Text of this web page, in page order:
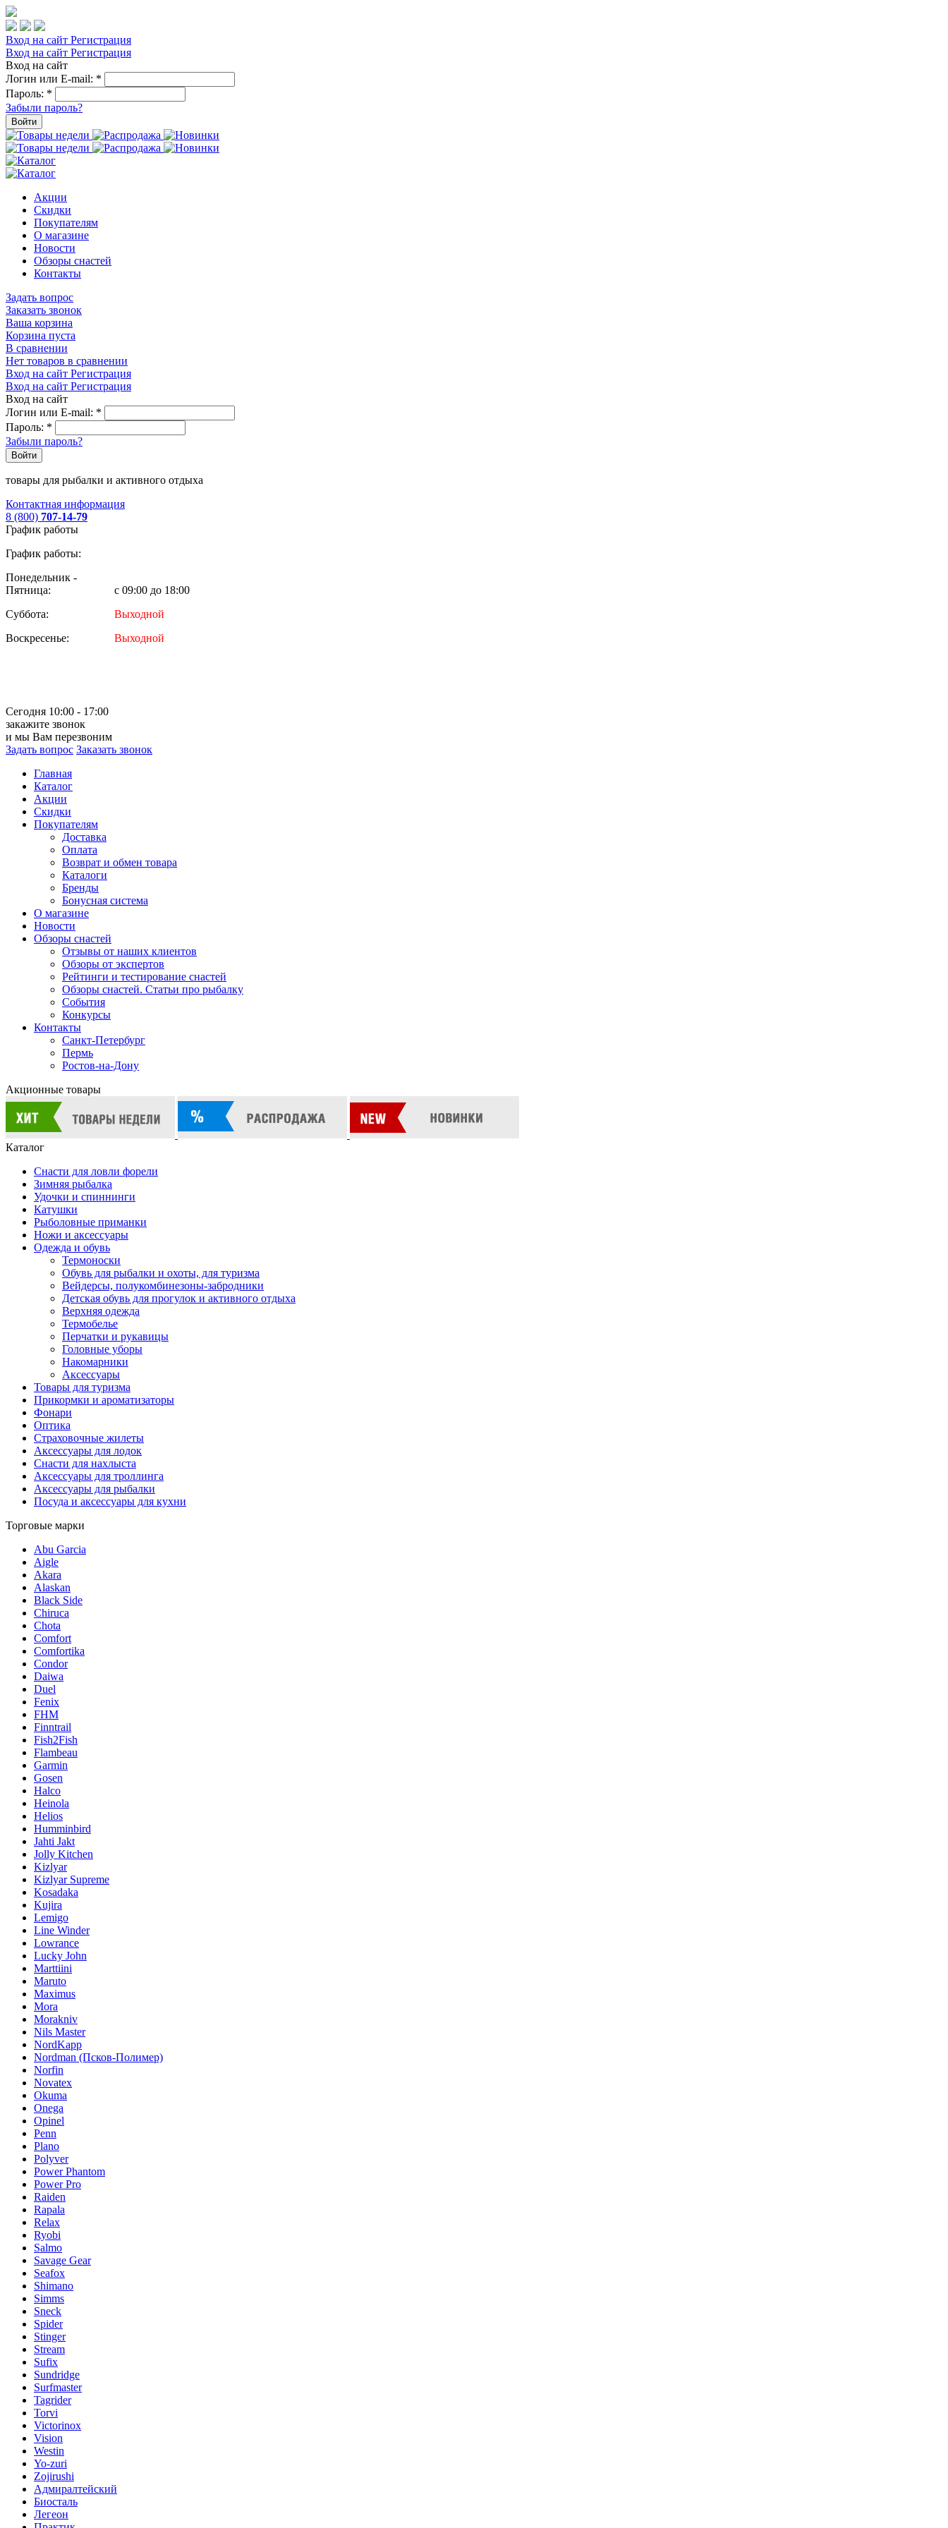
Вход на сайт Регистрация
Вход на сайт Регистрация
Вход на сайт
Логин или E-mail: *
Пароль: *
Забыли пароль?
Войти
Акции
Скидки
Покупателям
О магазине
Новости
Обзоры снастей
Контакты
Задать вопрос
Заказать звонок
Ваша корзина
Корзина пуста
В сравнении
Нет товаров в сравнении
Вход на сайт Регистрация
Вход на сайт Регистрация
Вход на сайт
Логин или E-mail: *
Пароль: *
Забыли пароль?
Войти
товары для рыбалки и активного отдыха
Контактная информация
8 (800) 707-14-79
График работы
График работы:
Понедельник -
Пятница:
с 09:00 до 18:00
Суббота:
Выходной
Воскресенье:
Выходной
Сегодня 10:00 - 17:00
закажите звонок
и мы Вам перезвоним
Задать вопрос Заказать звонок
Главная
Каталог
Акции
Скидки
Покупателям
Доставка
Оплата
Возврат и обмен товара
Каталоги
Бренды
Бонусная система
О магазине
Новости
Обзоры снастей
Отзывы от наших клиентов
Обзоры от экспертов
Рейтинги и тестирование снастей
Обзоры снастей. Статьи про рыбалку
События
Конкурсы
Контакты
Санкт-Петербург
Пермь
Ростов-на-Дону
Акционные товары
Каталог
Снасти для ловли форели
Зимняя рыбалка
Удочки и спиннинги
Катушки
Рыболовные приманки
Ножи и аксессуары
Одежда и обувь
Термоноски
Обувь для рыбалки и охоты, для туризма
Вейдерсы, полукомбинезоны-забродники
Детская обувь для прогулок и активного отдыха
Верхняя одежда
Термобелье
Перчатки и рукавицы
Головные уборы
Накомарники
Аксессуары
Товары для туризма
Прикормки и ароматизаторы
Фонари
Оптика
Страховочные жилеты
Аксессуары для лодок
Снасти для нахлыста
Аксессуары для троллинга
Аксессуары для рыбалки
Посуда и аксессуары для кухни
Торговые марки
Abu Garcia
Aigle
Akara
Alaskan
Black Side
Chiruca
Chota
Comfort
Comfortika
Condor
Daiwa
Duel
Fenix
FHM
Finntrail
Fish2Fish
Flambeau
Garmin
Gosen
Halco
Heinola
Helios
Humminbird
Jahti Jakt
Jolly Kitchen
Kizlyar
Kizlyar Supreme
Kosadaka
Kujira
Lemigo
Line Winder
Lowrance
Lucky John
Marttiini
Maruto
Maximus
Mora
Morakniv
Nils Master
NordKapp
Nordman (Псков-Полимер)
Norfin
Novatex
Okuma
Onega
Opinel
Penn
Plano
Polyver
Power Phantom
Power Pro
Raiden
Rapala
Relax
Ryobi
Salmo
Savage Gear
Seafox
Shimano
Simms
Sneck
Spider
Stinger
Stream
Sufix
Sundridge
Surfmaster
Tagrider
Torvi
Victorinox
Vision
Westin
Yo-zuri
Zojirushi
Адмиралтейский
Биосталь
Легеон